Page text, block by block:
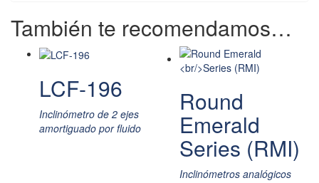
También te recomendamos…
LCF-196
Inclinómetro de 2 ejes
amortiguado por fluido
Round
Emerald
Series (RMI)
Inclinómetros analógicos